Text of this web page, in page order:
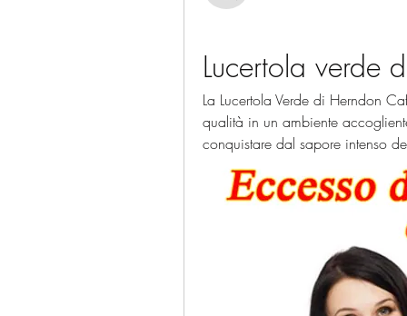
Lucertola verde
La Lucertola Verde di Herndon
qualità in un ambiente
conquistare dal sapore intenso